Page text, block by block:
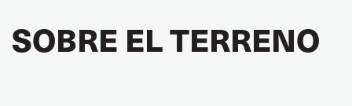
SOBRE EL TERRENO